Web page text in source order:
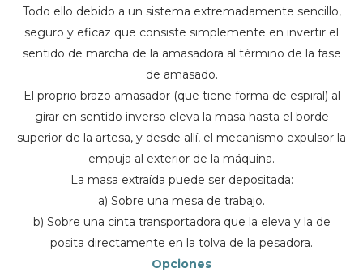
Todo ello debido a un sistema extremadamente sencillo,
seguro y eficaz que consiste simplemente en invertir el
sentido de marcha de la amasadora al término de la fase
de amasado.
El proprio brazo amasador (que tiene forma de espiral) al
girar en sentido inverso eleva la masa hasta el borde
superior de la artesa, y desde allí, el mecanismo expulsor la
empuja al exterior de la máquina.
La masa extraída puede ser depositada:
a) Sobre una mesa de trabajo.
b) Sobre una cinta transportadora que la eleva y la de
posita directamente en la tolva de la pesadora.
Opciones